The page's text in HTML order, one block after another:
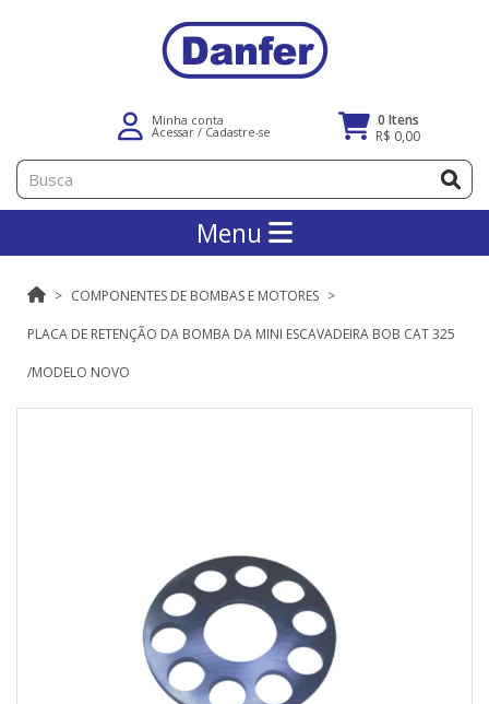
Minha conta
Acessar / Cadastre-se
0 Itens
R$ 0,00
Menu
COMPONENTES DE BOMBAS E MOTORES
PLACA DE RETENÇÃO DA BOMBA DA MINI ESCAVADEIRA BOB CAT 325
/MODELO NOVO